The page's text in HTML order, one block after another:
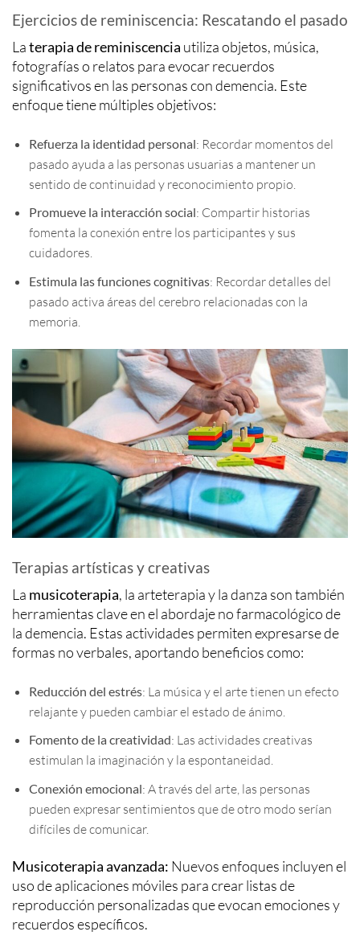
Ejercicios de reminiscencia: Rescatando el pasado
Laterapia de reminiscencia utiliza objetos, música,
fotografías o relatos para evocar recuerdos
significativos en las personas con demencia. Este
enfoque tiene múltiples objetivos:
Refuerza la identidad personal: Recordar momentos del
pasado ayuda a las personas usuarias a mantener un
sentido de continuidad y reconocimiento propio.
Promueve la interacción social: Compartir historias
fomenta la conexión entre los participantes y sus
cuidadores.
Estimula las funciones cognitivas: Recordar detalles del
pasado activa áreas del cerebro relacionadas con la
memoria.
Terapias artísticas y creativas
La musicoterapia, la arteterapia y la danza son también
herramientas clave en el abordaje no farmacológico de
la demencia. Estas actividades permiten expresarse de
formas no verbales, aportando beneficios como:
Reducción del estrés: La música y el arte tienen un efecto
relajante y pueden cambiar el estado de ánimo.
Fomento de la creatividad: Las actividades creativas
estimulan la imaginación y la espontaneidad.
Conexión emocional: A través del arte, las personas
pueden expresar sentimientos que de otro modo serían
difíciles de comunicar.
Musicoterapia avanzada: Nuevos enfoques incluyen el
uso de aplicaciones móviles para crear listas de
reproducción personalizadas que evocan emociones y
recuerdos específicos.